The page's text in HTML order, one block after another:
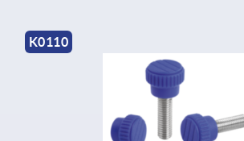
K0110